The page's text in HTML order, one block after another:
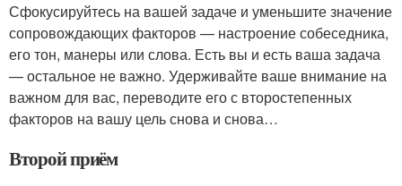
Сфокусируйтесь на вашей задаче и уменьшите значение
сопровождающих факторов — настроение собеседника,
его тон, манеры или слова. Есть вы и есть ваша задача
— остальное не важно. Удерживайте ваше внимание на
важном для вас, переводите его с второстепенных
факторов на вашу цель снова и снова…
Второй приём